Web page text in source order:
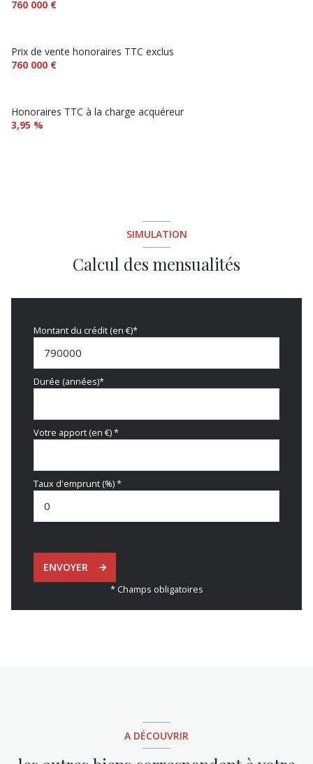
terrasse
760 000 €
Prix de vente honoraires TTC exclus
760 000 €
Honoraires TTC à la charge acquéreur
3,95 %
SIMULATION
Calcul des mensualités
Montant du crédit (en €)*
Durée (années)*
Votre apport (en €) *
Taux d'emprunt (%) *
ENVOYER
* Champs obligatoires
A DÉCOUVRIR